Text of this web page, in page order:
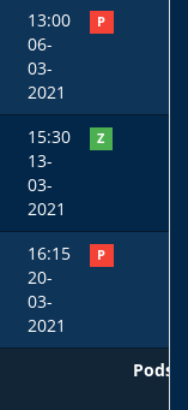
13:00
06-
03-
2021
P
15:30
13-
03-
2021
Z
16:15
20-
03-
2021
P
Podst